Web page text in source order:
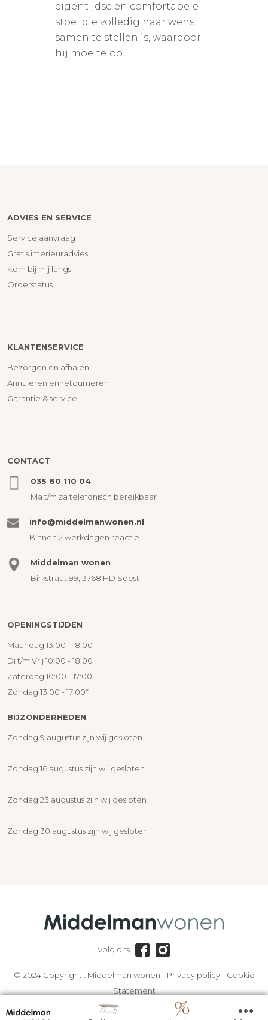
eigentijdse en comfortabele
stoel die volledig naar wens
samen te stellen is, waardoor
hij moeiteloo...
ADVIES EN SERVICE
Service aanvraag
Gratis interieuradvies
Kom bij mij langs
Orderstatus
KLANTENSERVICE
Bezorgen en afhalen
Annuleren en retourneren
Garantie & service
CONTACT
035 60 110 04
Ma t/m za telefonisch bereikbaar
info@middelmanwonen.nl
Binnen 2 werkdagen reactie
Middelman wonen
Birkstraat 99, 3768 HD Soest
OPENINGSTIJDEN
Maandag 13:00 - 18:00
Di t/m Vrij 10:00 - 18:00
Zaterdag 10:00 - 17:00
Zondag 13:00 - 17:00*
BIJZONDERHEDEN
Zondag 9 augustus zijn wij gesloten
Zondag 16 augustus zijn wij gesloten
Zondag 23 augustus zijn wij gesloten
Zondag 30 augustus zijn wij gesloten
volg ons
© 2024 Copyright : Middelman wonen - Privacy policy- Cookie
Statement